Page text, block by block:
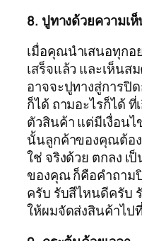
8. ปูทางด้วยความเ
เมื่อคุณนำเสนอทุกอ
เสร็จแล้ว และเห็น
อาจจะปูทางสู่การปิ
ก็ได้ ถามอะไรก็ได้
ตัวสินค้า แต่มีเงื่อน
นั้นลูกค้าของคุณต้อ
ใช่ จริงด้วย ตกลง เ
ของคุณ ก็คือคำถาม
ครับ รับสีไหนดีครับ
ให้ผมจัดส่งสินค้าไป